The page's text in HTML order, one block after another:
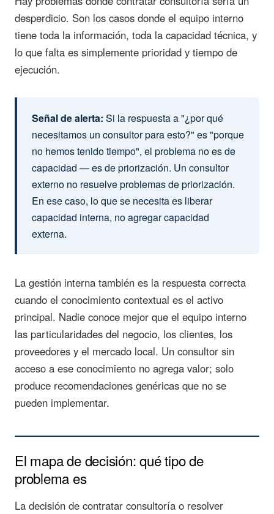
desperdicio. Son los casos donde el equipo interno
tiene toda la información, toda la capacidad técnica, y
lo que falta es simplemente prioridad y tiempo de
ejecución.
Señal de alerta: Si la respuesta a "¿por qué
necesitamos un consultor para esto?" es "porque
no hemos tenido tiempo", el problema no es de
capacidad — es de priorización. Un consultor
externo no resuelve problemas de priorización.
En ese caso, lo que se necesita es liberar
capacidad interna, no agregar capacidad
externa.
La gestión interna también es la respuesta correcta
cuando el conocimiento contextual es el activo
principal. Nadie conoce mejor que el equipo interno
las particularidades del negocio, los clientes, los
proveedores y el mercado local. Un consultor sin
acceso a ese conocimiento no agrega valor; solo
produce recomendaciones genéricas que no se
pueden implementar.
El mapa de decisión: qué tipo de
problema es
La decisión de contratar consultoría o resolver